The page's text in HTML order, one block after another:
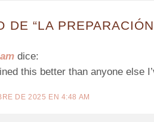
DE “LA
dice:
this better than anyone else
DE 2025 EN 4:48 AM